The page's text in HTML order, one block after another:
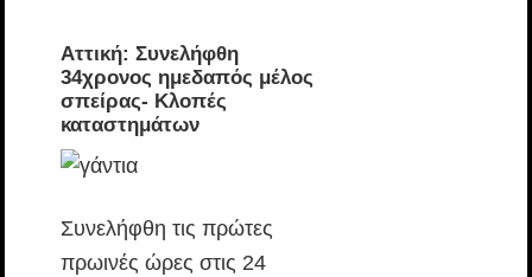
Αττική: Συνελήφθη
34χρονος ημεδαπός μέλος
σπείρας- Κλοπές
καταστημάτων
Συνελήφθη τις πρώτες
πρωινές ώρες στις 24